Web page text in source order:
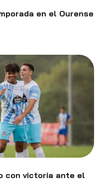
en el Ourense
con victoria ante el